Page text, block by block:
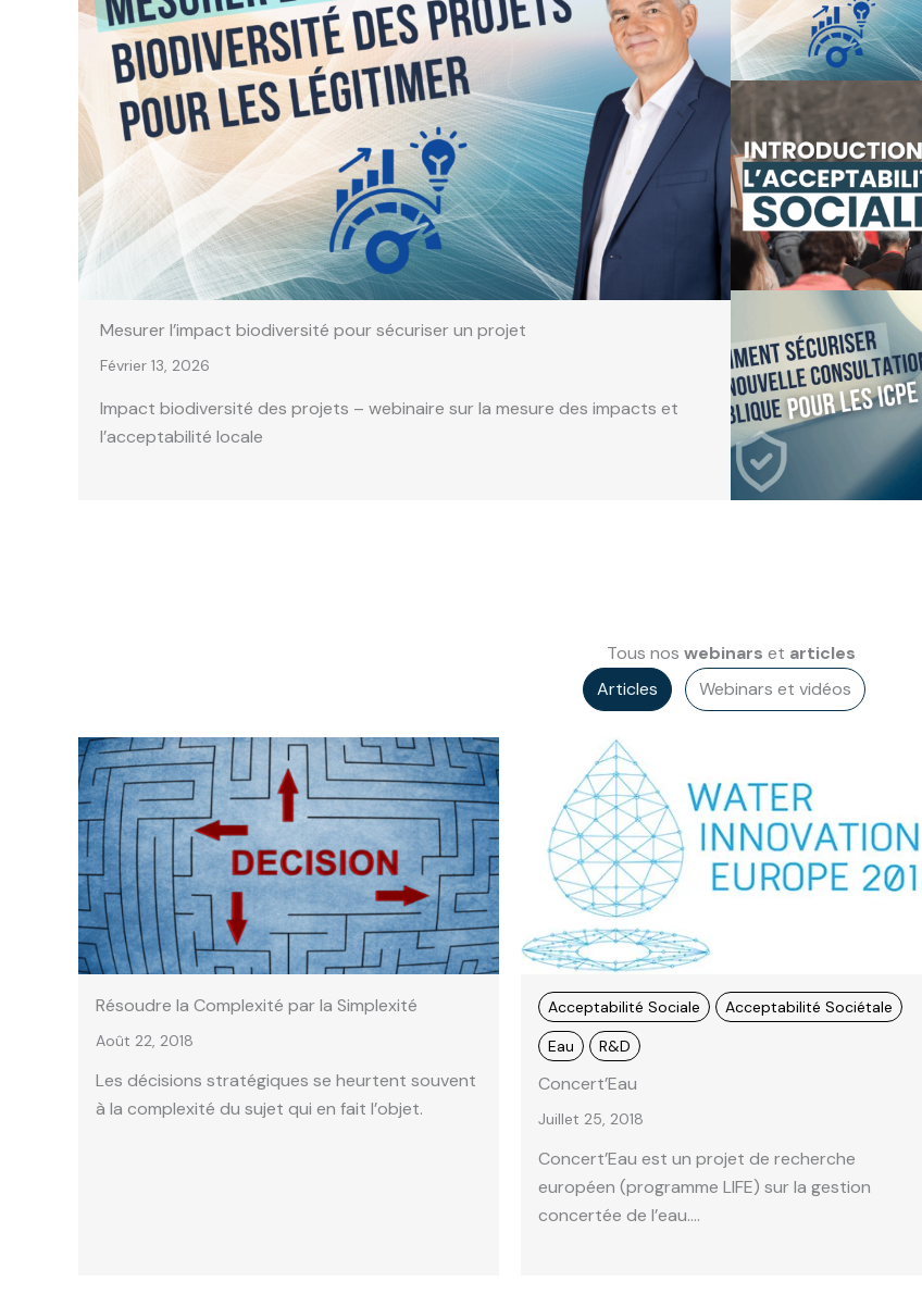
Mesurer l’impact biodiversité pour sécuriser un projet
Février 13, 2026
Impact biodiversité des projets – webinaire sur la mesure des impacts et
l’acceptabilité locale
Tous nos webinars et articles
Articles
Webinars et vidéos
Résoudre la Complexité par la Simplexité
Août 22, 2018
Les décisions stratégiques se heurtent souvent
à la complexité du sujet qui en fait l’objet.
Acceptabilité Sociale
Acceptabilité Sociétale
Eau
R&D
Concert’Eau
Juillet 25, 2018
Concert’Eau est un projet de recherche
européen (programme LIFE) sur la gestion
concertée de l’eau….